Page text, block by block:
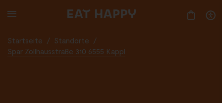
TO
Startseite / Standorte
/
Spar Zollhausstraße 310 6555 Kappl